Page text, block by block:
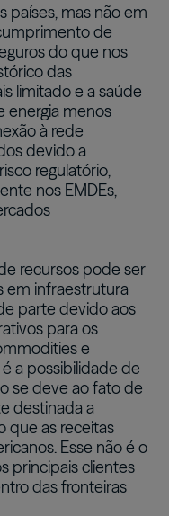
países, mas não em
de
do que nos
das
limitado e a saúde
energia menos
à rede
devido a
regulatório,
nos EMDEs,
recursos pode ser
em infraestrutura
parte devido aos
para os
e
a possibilidade de
se deve ao fato de
destinada a
que as receitas
Esse não é o
principais clientes
das fronteiras